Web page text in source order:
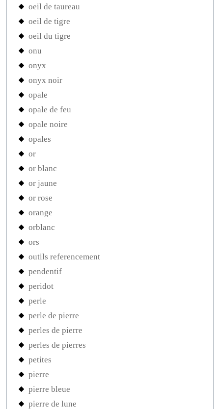
oeil de taureau
oeil de tigre
oeil du tigre
onu
onyx
onyx noir
opale
opale de feu
opale noire
opales
or
or blanc
or jaune
or rose
orange
orblanc
ors
outils referencement
pendentif
peridot
perle
perle de pierre
perles de pierre
perles de pierres
petites
pierre
pierre bleue
pierre de lune